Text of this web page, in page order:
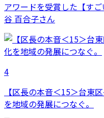
アワードを受賞した【す
谷 百合子さん
4
【区長の本音＜15＞台東
を地域の発展につなぐ。